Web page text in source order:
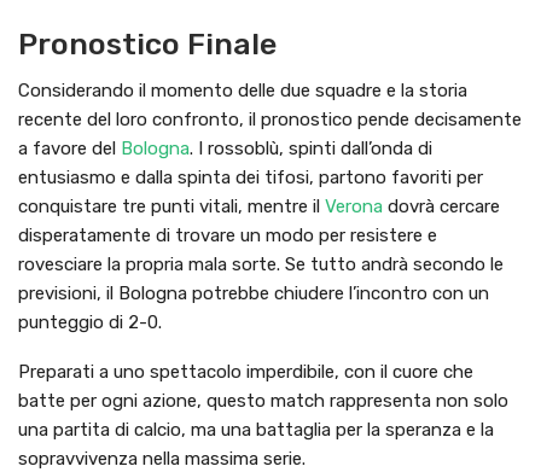
Pronostico Finale
Considerando il momento delle due squadre e la storia
recente del loro confronto, il pronostico pende decisamente
a favore del Bologna. I rossoblù, spinti dall’onda di
entusiasmo e dalla spinta dei tifosi, partono favoriti per
conquistare tre punti vitali, mentre il Verona dovrà cercare
disperatamente di trovare un modo per resistere e
rovesciare la propria mala sorte. Se tutto andrà secondo le
previsioni, il Bologna potrebbe chiudere l’incontro con un
punteggio di 2-0.
Preparati a uno spettacolo imperdibile, con il cuore che
batte per ogni azione, questo match rappresenta non solo
una partita di calcio, ma una battaglia per la speranza e la
sopravvivenza nella massima serie.